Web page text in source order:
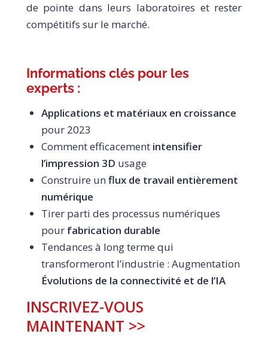
de pointe dans leurs laboratoires et rester
compétitifs sur le marché.
Informations clés pour les
experts :
Applications et matériaux en croissance
pour 2023
Comment efficacement intensifier
l’impression 3D usage
Construire unflux de travail entièrement
numérique
Tirer parti des processus numériques
pour fabrication durable
Tendances à long terme qui
transformeront l’industrie : Augmentation
Évolutions de la connectivité et de l’IA
INSCRIVEZ-VOUS
MAINTENANT >>